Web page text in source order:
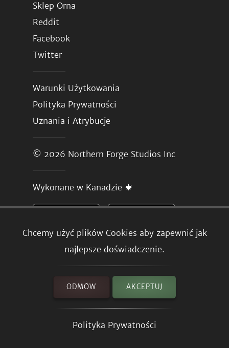
Chcemy użyć plików Cookies aby zapewnić jak
najlepsze doświadczenie.
ODMÓW AKCEPTUJ
Polityka Prywatności
Sklep Orna
Reddit
Facebook
Twitter
Warunki Użytkowania
Polityka Prywatności
Uznania i Atrybucje
© 2026 Northern Forge Studios Inc
Wykonane w Kanadzie 🍁